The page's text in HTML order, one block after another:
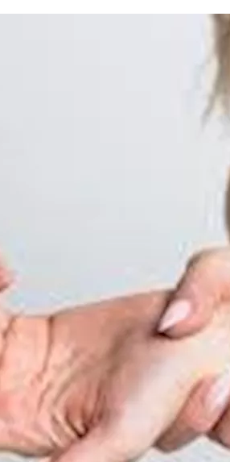
بعض الأعراض المُزعجة التي قد تعيق
وذلك وفقًا لماذا الدكتور شعبان
أيضًا الألم والحرقان حيث الإحساس